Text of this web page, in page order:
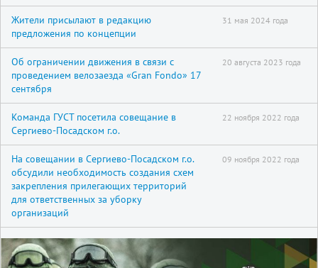
Жители присылают в редакцию
предложения по концепции
31 мая 2024 года
Об ограничении движения в связи с
проведением велозаезда «Gran Fondo» 17
сентября
20 августа 2023 года
Команда ГУСТ посетила совещание в
Сергиево-Посадском г.о.
22 ноября 2022 года
На совещании в Сергиево-Посадском г.о.
обсудили необходимость создания схем
закрепления прилегающих территорий
для ответственных за уборку
организаций
09 ноября 2022 года